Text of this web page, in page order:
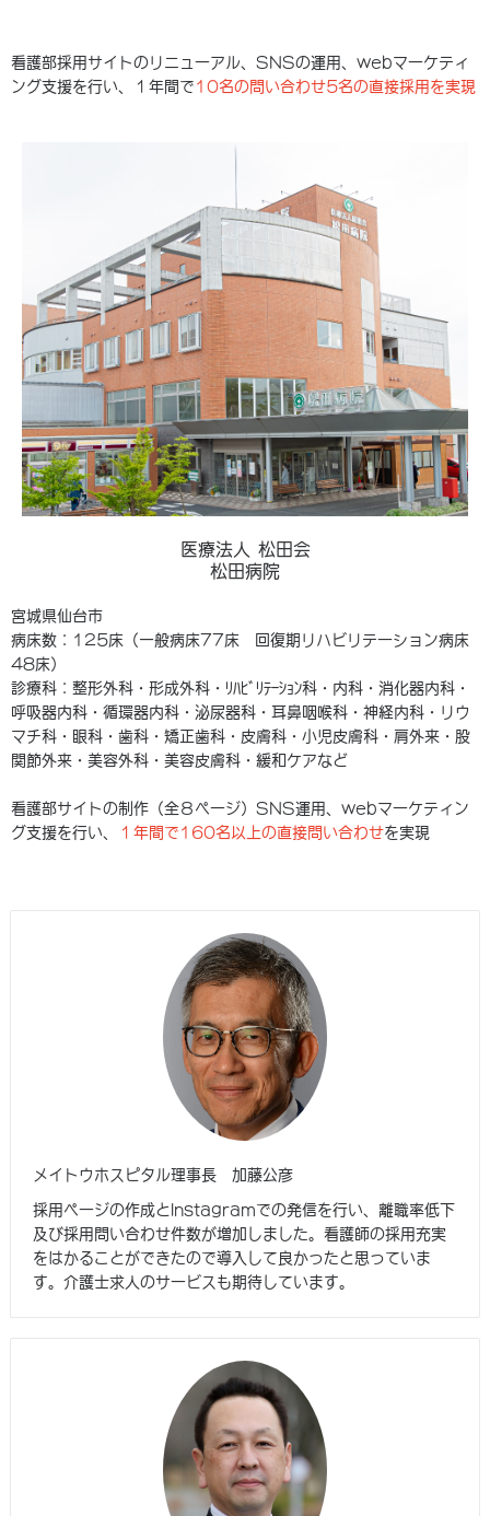
看護部採用サイトのリニューアル、SNSの運用、webマーケティ
ング支援を行い、１年間で 10名の問い合わせ5名の直接採用を実現
医療法人 松田会
松田病院
宮城県仙台市
病床数：125床（一般病床77床 回復期リハビリテーション病床
48床）
診療科：整形外科・形成外科・ﾘﾊﾋﾞﾘﾃｰｼｮﾝ科・内科・消化器内科・
呼吸器内科・循環器内科・泌尿器科・耳鼻咽喉科・神経内科・リウ
マチ科・眼科・歯科・矯正歯科・皮膚科・小児皮膚科・肩外来・股
関節外来・美容外科・美容皮膚科・緩和ケアなど
看護部サイトの制作（全８ページ）SNS運用、webマーケティン
グ支援を行い、
１年間で160名以上の直接問い合わせを実現
メイトウホスピタル理事長 加藤公彦
採用ページの作成とInstagramでの発信を行い、離職率低下
及び採用問い合わせ件数が増加しました。看護師の採用充実
をはかることができたので導入して良かったと思っていま
す。介護士求人のサービスも期待しています。